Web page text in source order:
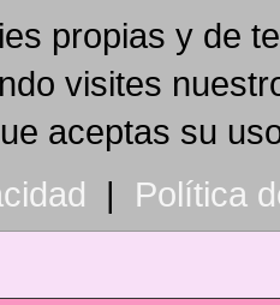
propias y de
visites
aceptas su
| Política